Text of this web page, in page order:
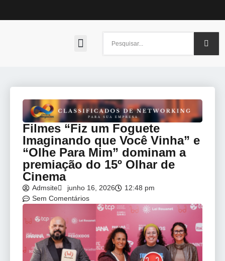
Filmes “Fiz um Foguete
Imaginando que Você Vinha” e
“Olhe Para Mim” dominam a
premiação do 15º Olhar de
Cinema
Admsite junho 16, 2026
12:48 pm
Sem Comentários